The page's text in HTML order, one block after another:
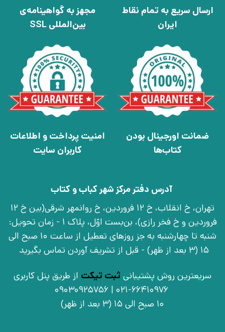
ارسال سریع به تمام نقاط
ایران
مجهز به گواهینامه‌ی
بین‌المللی SSL
ضمانت اورجینال بودن
کتاب‌ها
امنیت پرداخت و اطلاعات
کاربران سایت
آدرس دفتر مرکز شهر کباب و کتاب
تهران، خ انقلاب، خ 12 فروردین، خ روانمهر شرقی(بین خ 12
فروردین و خ فخر رازی)، بن‌بست اوّل، پلاک 1 - زمان تحویل:
شنبه تا چهارشنبه به جز روزهای تعطیل از ساعت 10 صبح الی
15 (3 بعد از ظهر) - قبل از تشریف آوردن تماس بگیرید
سریعترین روش پشتیبانی ثبت تیکت از طریق پنل کاربری
021-66410976 | 09030925756
10 صبح الی 15 (3 بعد از ظهر)